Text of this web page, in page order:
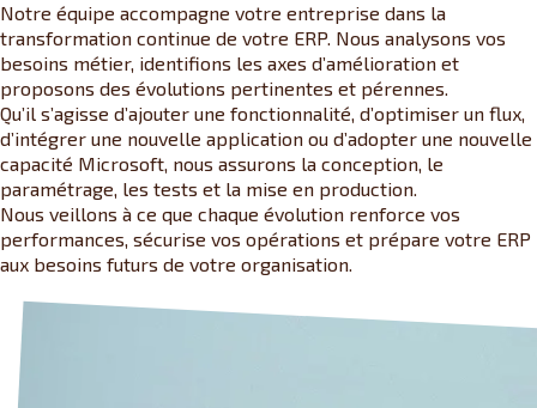
Notre équipe accompagne votre entreprise dans la
transformation continue de votre ERP. Nous analysons vos
besoins métier, identifions les axes d’amélioration et
proposons des évolutions pertinentes et pérennes.
Qu’il s’agisse d’ajouter une fonctionnalité, d’optimiser un flux,
d’intégrer une nouvelle application ou d’adopter une nouvelle
capacité Microsoft, nous assurons la conception, le
paramétrage, les tests et la mise en production.
Nous veillons à ce que chaque évolution renforce vos
performances, sécurise vos opérations et prépare votre ERP
aux besoins futurs de votre organisation.